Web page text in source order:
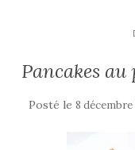
Pancakes
Posté le 8 décembre